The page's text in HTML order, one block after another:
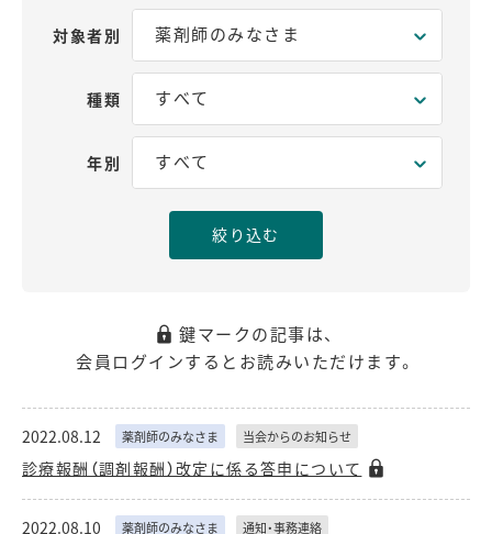
対象者別
種類
年別
鍵マークの記事は、
会員ログインするとお読みいただけます。
2022.08.12 薬剤師のみなさま 当会からのお知らせ
診療報酬（調剤報酬）改定に係る答申について
2022.08.10 薬剤師のみなさま 通知・事務連絡